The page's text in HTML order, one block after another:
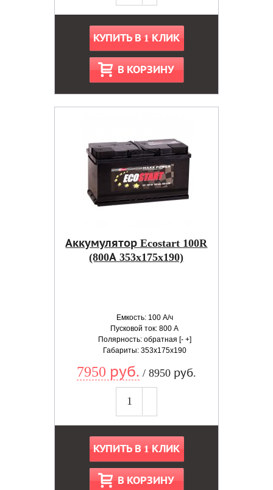
КУПИТЬ В 1 КЛИК
В КОРЗИНУ
Аккумулятор Ecostart 100R
(800А 353x175x190)
Емкость: 100 А/ч
Пусковой ток: 800 А
Полярность: обратная [- +]
Габариты: 353x175x190
7950 руб. / 8950 руб.
КУПИТЬ В 1 КЛИК
В КОРЗИНУ